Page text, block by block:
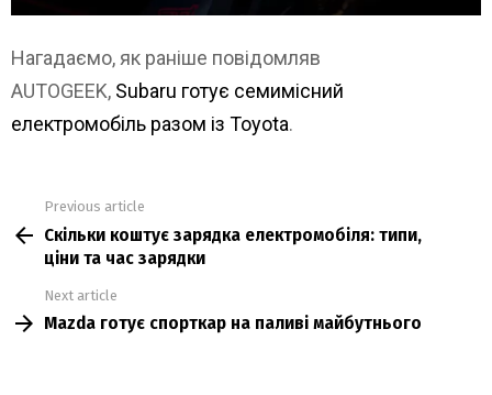
Нагадаємо, як раніше повідомляв
AUTOGEEK, Subaru готує семимісний
електромобіль разом із Toyota.
more
Previous article
Скільки коштує зарядка електромобіля: типи,
ціни та час зарядки
Next article
Mazda готує спорткар на паливі майбутнього